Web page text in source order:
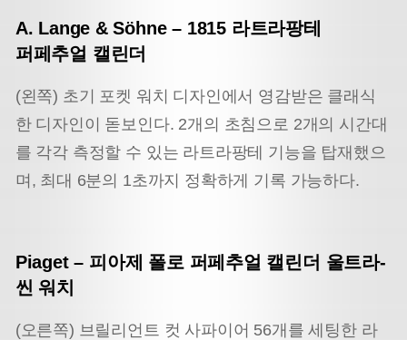
A. Lange & Söhne – 1815 라트라팡테
퍼페추얼 캘린더
(왼쪽) 초기 포켓 워치 디자인에서 영감받은 클래식
한 디자인이 돋보인다. 2개의 초침으로 2개의 시간대
를 각각 측정할 수 있는 라트라팡테 기능을 탑재했으
며, 최대 6분의 1초까지 정확하게 기록 가능하다.
Piaget– 피아제 폴로 퍼페추얼 캘린더 울트라-
씬 워치
(오른쪽) 브릴리언트 컷 사파이어 56개를 세팅한 라